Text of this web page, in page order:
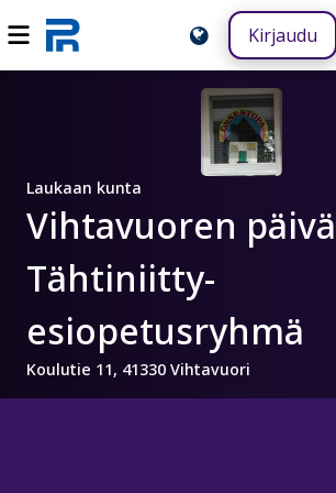
Kirjaudu
Laukaan kunta
Vihtavuoren
Tähtiniitty-
esiopetusryhmä
Koulutie 11, 41330 Vihtavuori